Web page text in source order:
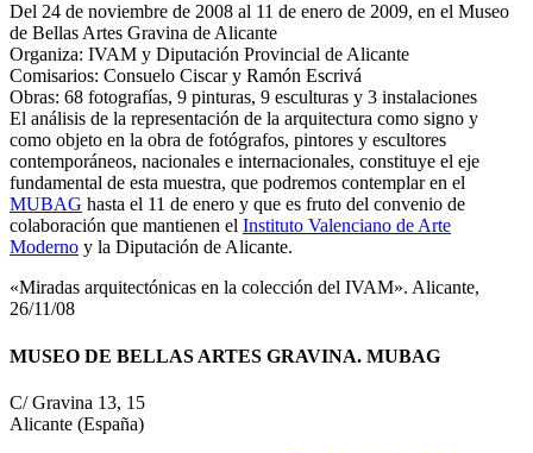
Del 24 de noviembre de 2008 al 11 de enero de 2009, en el Museo
de Bellas Artes Gravina de Alicante
Organiza: IVAM y Diputación Provincial de Alicante
Comisarios: Consuelo Ciscar y Ramón Escrivá
Obras: 68 fotografías, 9 pinturas, 9 esculturas y 3 instalaciones
El análisis de la representación de la arquitectura como signo y
como objeto en la obra de fotógrafos, pintores y escultores
contemporáneos, nacionales e internacionales, constituye el eje
fundamental de esta muestra, que podremos contemplar en el
MUBAG hasta el 11 de enero y que es fruto del convenio de
colaboración que mantienen el Instituto Valenciano de Arte
Moderno y la Diputación de Alicante.
«Miradas arquitectónicas en la colección del IVAM». Alicante,
26/11/08
MUSEO DE BELLAS ARTES GRAVINA. MUBAG
C/ Gravina 13, 15
Alicante (España)